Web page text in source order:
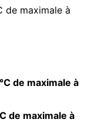
de maximale à
de maximale à
de maximale à